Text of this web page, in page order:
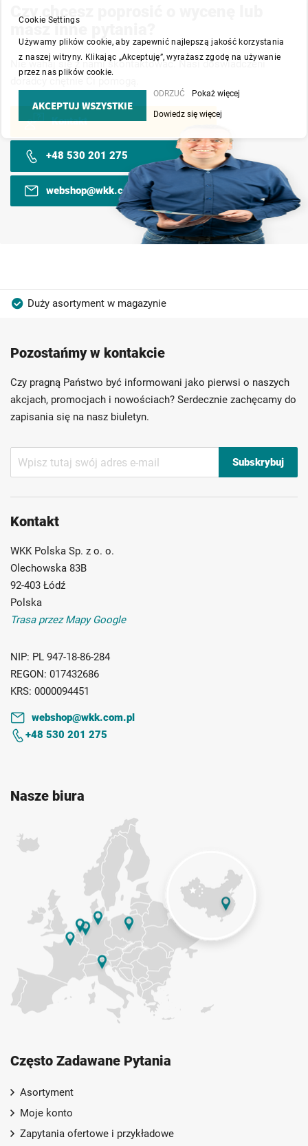
Czy chcesz poprosić o wycenę lub
masz inne pytania?
Nie wahaj się z nami skontaktować. Nasi doświadczeni
Kontakt
+48 530 201 275
webshop@wkk.com.pl
Duży asortyment w magazynie
Szybka dostawa
Indywidualni doradcy
Ponad 40 lat doświadczenia
Możliwość własnego etykietowania
Pozostańmy w kontakcie
Czy pragną Państwo być informowani jako pierwsi o naszych
akcjach, promocjach i nowościach? Serdecznie zachęcamy do
zapisania się na nasz biuletyn.
nasz
Subskrybuj
Kontakt
WKK Polska Sp. z o. o.
Olechowska 83B
92-403 Łódź
Polska
Trasa przez Mapy Google
NIP: PL 947-18-86-284
REGON: 017432686
KRS: 0000094451
webshop@wkk.com.pl
+48 530 201 275
Nasze biura
Często Zadawane Pytania
Asortyment
Moje konto
Zapytania ofertowe i przykładowe
Cookie Settings
Używamy plików cookie, aby zapewnić najlepszą jakość korzystania
z naszej witryny. Klikając „Akceptuję”, wyrażasz zgodę na używanie
przez nas plików cookie.
AKCEPTUJ WSZYSTKIE
ODRZUĆ Pokaż więcej
Dowiedz się więcej